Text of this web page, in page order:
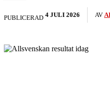
PUBLICERAD 4 JULI 2026 AV